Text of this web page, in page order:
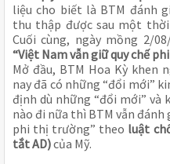
liệu cho biết là BTM đánh
thu thập được sau một
Cuối cùng, ngày mồng 2/
“Việt Nam vẫn giữ quy chế
Mở đầu, BTM Hoa Kỳ khen
nay đã có những “đổi mới”
định dù những “đổi mới”
nào đi nữa thì BTM vẫn
phi thị trường” theo luật
tắt AD)của Mỹ.